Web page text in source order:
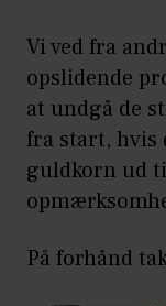
Vi ved fra
opslidende
at undgå de
fra start, hvis
guldkorn ud
På forhånd